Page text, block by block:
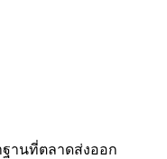
านที่ตลาดส่งออก